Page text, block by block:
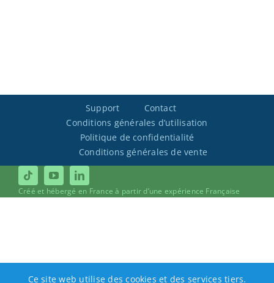
Support
Contact
Conditions générales d’utilisation
Politique de confidentialité
Conditions générales de vente
Créé et hébergé en France à partir d’une expérience Française
Ce site web utilise des cookies et des services tiers.